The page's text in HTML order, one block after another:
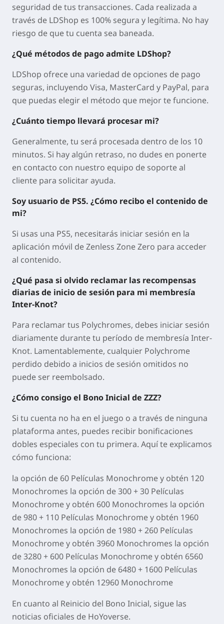
seguridad de tus transacciones. Cada realizada a
través de LDShop es 100% segura y legítima. No hay
riesgo de que tu cuenta sea baneada.
¿Qué métodos de pago admite LDShop?
LDShop ofrece una variedad de opciones de pago
seguras, incluyendo Visa, MasterCard y PayPal, para
que puedas elegir el método que mejor te funcione.
¿Cuánto tiempo llevará procesar mi?
Generalmente, tu será procesada dentro de los 10
minutos. Si hay algún retraso, no dudes en ponerte
en contacto con nuestro equipo de soporte al
cliente para solicitar ayuda.
Soy usuario de PS5. ¿Cómo recibo el contenido de
mi?
Si usas una PS5, necesitarás iniciar sesión en la
aplicación móvil de Zenless Zone Zero para acceder
al contenido.
¿Qué pasa si olvido reclamar las recompensas
diarias de inicio de sesión para mi membresía
Inter-Knot?
Para reclamar tus Polychromes, debes iniciar sesión
diariamente durante tu período de membresía Inter-
Knot. Lamentablemente, cualquier Polychrome
perdido debido a inicios de sesión omitidos no
puede ser reembolsado.
¿Cómo consigo el Bono Inicial de ZZZ?
Si tu cuenta no ha en el juego o a través de ninguna
plataforma antes, puedes recibir bonificaciones
dobles especiales con tu primera. Aquí te explicamos
cómo funciona:
la opción de 60 Películas Monochrome y obtén 120
Monochromes la opción de 300 + 30 Películas
Monochrome y obtén 600 Monochromes la opción
de 980 + 110 Películas Monochrome y obtén 1960
Monochromes la opción de 1980 + 260 Películas
Monochrome y obtén 3960 Monochromes la opción
de 3280 + 600 Películas Monochrome y obtén 6560
Monochromes la opción de 6480 + 1600 Películas
Monochrome y obtén 12960 Monochrome
En cuanto al Reinicio del Bono Inicial, sigue las
noticias oficiales de HoYoverse.